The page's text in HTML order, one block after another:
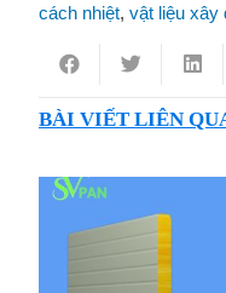
cách nhiệt,vật liệu xây
BÀI VIẾT LIÊN